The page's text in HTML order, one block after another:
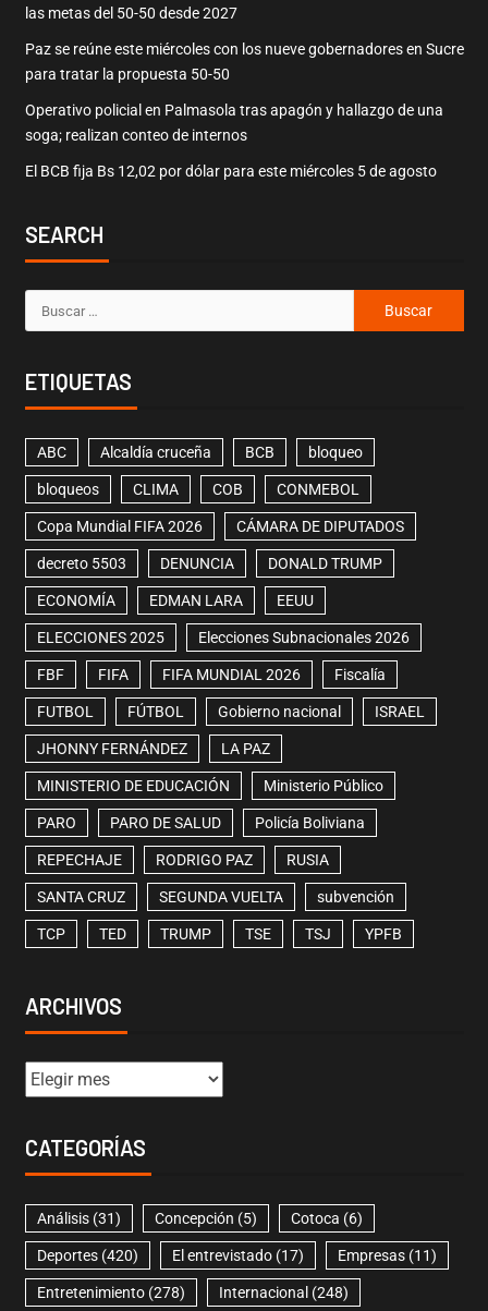
las metas del 50-50 desde 2027
Paz se reúne este miércoles con los nueve gobernadores en Sucre
para tratar la propuesta 50-50
Operativo policial en Palmasola tras apagón y hallazgo de una
soga; realizan conteo de internos
El BCB fija Bs 12,02 por dólar para este miércoles 5 de agosto
SEARCH
ETIQUETAS
ABC Alcaldía cruceña BCB bloqueo
bloqueos CLIMA COB CONMEBOL
Copa Mundial FIFA 2026 CÁMARA DE DIPUTADOS
decreto 5503 DENUNCIA DONALD TRUMP
ECONOMÍA EDMAN LARA EEUU
ELECCIONES 2025 Elecciones Subnacionales 2026
FBF FIFA FIFA MUNDIAL 2026 Fiscalía
FUTBOL FÚTBOL Gobierno nacional ISRAEL
JHONNY FERNÁNDEZ LA PAZ
MINISTERIO DE EDUCACIÓN Ministerio Público
PARO PARO DE SALUD Policía Boliviana
REPECHAJE RODRIGO PAZ RUSIA
SANTA CRUZ SEGUNDA VUELTA subvención
TCP TED TRUMP TSE TSJ YPFB
ARCHIVOS
CATEGORÍAS
Análisis(31) Concepción (5) Cotoca (6)
Deportes(420) El entrevistado(17) Empresas(11)
Entretenimiento(278) Internacional (248)